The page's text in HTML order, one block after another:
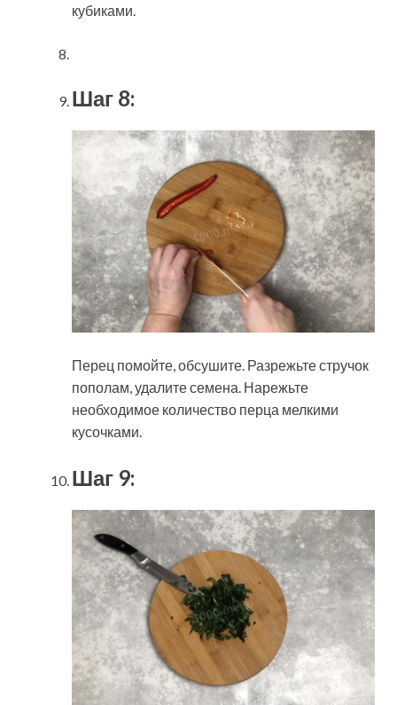
кубиками.
Шаг 8:
Перец помойте, обсушите. Разрежьте стручок
пополам, удалите семена. Нарежьте
необходимое количество перца мелкими
кусочками.
Шаг 9: